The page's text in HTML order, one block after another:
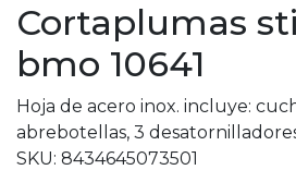
Cortaplumas
bmo 10641
Hoja de acero inox. incluye:
abrebotellas, 3
SKU: 8434645073501